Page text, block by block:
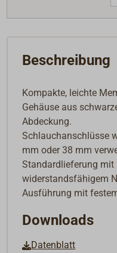
Beschreibung
Kompakte, leichte
Gehäuse aus
Abdeckung.
Schlauchanschlüsse
mm oder 38 mm
Standardlieferung mit
widerstandsfähigem
Ausführung mit
Downloads
Datenblatt